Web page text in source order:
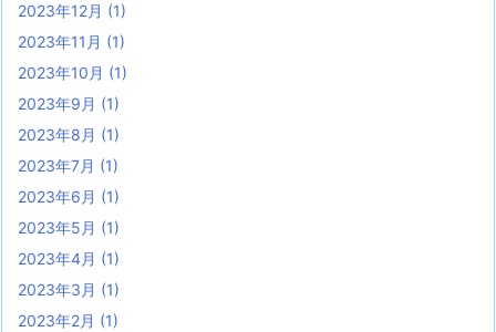
2023年12月 (1)
2023年11月 (1)
2023年10月 (1)
2023年9月 (1)
2023年8月 (1)
2023年7月 (1)
2023年6月 (1)
2023年5月 (1)
2023年4月 (1)
2023年3月 (1)
2023年2月 (1)